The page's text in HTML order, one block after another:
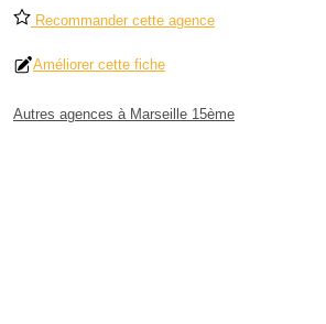
Recommander cette agence
Améliorer cette fiche
Autres agences à Marseille 15ème